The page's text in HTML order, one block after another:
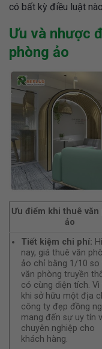
có bất kỳ điều luật
Ưu và nhược
phòng ảo
Ưu điểm khi thuê văn
ảo
Tiết kiệm chi phí:
nay, giá thuê văn
ảo chỉ bằng 1/10 so
văn phòng truyền
có cùng diện tích. Vì
khi sở hữu một địa
công ty đẹp đồng
mang đến sự uy tín
chuyên nghiệp cho
khách hàng.